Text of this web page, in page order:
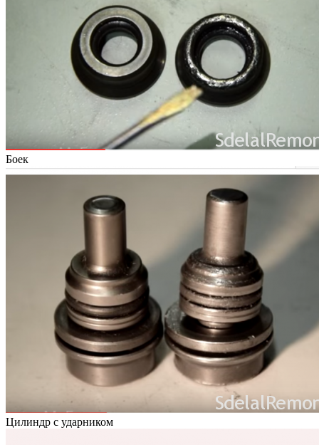
Боек
Цилиндр с ударником